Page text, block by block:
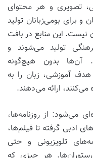
تصویری و هر محتوای
برای بومی‌زبانان تولید
این منابع در بافت
تولید می‌شوند و
آن‌ها بدون هیچ‌گونه
آموزشی، زبان را به
ارائه می‌دهند.
می‌شود: از روزنامه‌ها،
ادبی گرفته تا فیلم‌ها،
تلویزیونی و حتی